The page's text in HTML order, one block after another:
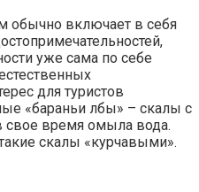
обычно включает в себя
уже сама по себе
для туристов
«бараньи лбы» – скалы с
свое время омыла вода.
скалы «курчавыми».